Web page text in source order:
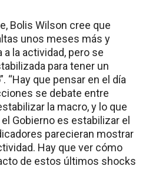
Bolis Wilson cree que
unos meses más y
la actividad, pero se
para tener un
“Hay que pensar en el día
se debate entre
la macro, y lo que
Gobierno es estabilizar el
parecieran mostrar
Hay que ver cómo
de estos últimos shocks